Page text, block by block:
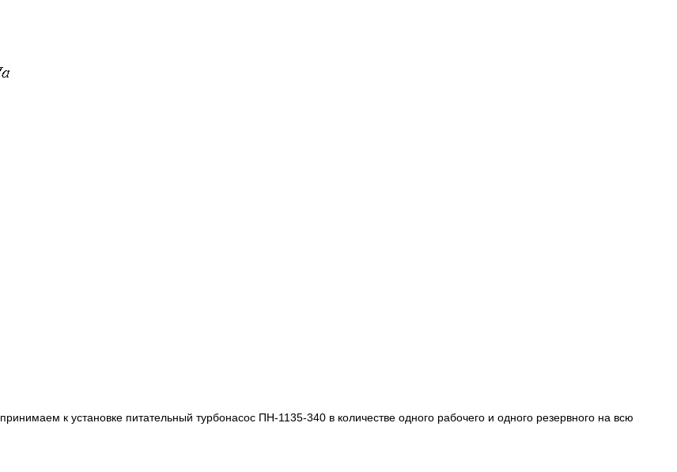
принимаем к установке питательный турбонасос ПН-1135-340 в количестве одного рабочего и одного резервного на всю